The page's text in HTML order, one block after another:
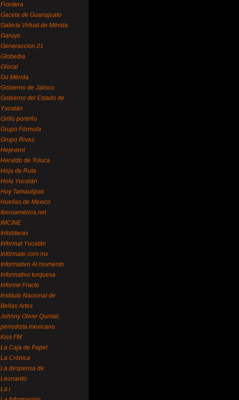
Frontera
Gaceta de Guanajuato
Galería Virtual de Mérida
Garuyo
Generaccion 21
Globedia
Glocal
Go Mérida
Gobierno de Jalisco
Gobierno del Estado de
Yucatán
Grillo porteño
Grupo Fórmula
Grupo Rivas
Hejevent
Heraldo de Toluca
Hoja de Ruta
Hola Yucatán
Hoy Tamaulipas
Huellas de México
Iberoamérica.net
IMCINE
Infolliteras
Informat Yucatán
Infórmate.com.mx
Informativo Al momento
Informativo turquesa
Informe Fracto
Instituto Nacional de
Bellas Artes
Johnny Oliver Quintal,
periodista mexicano
Kiss FM
La Caja de Papel
La Crónica
La despensa de
Leonardo
La i